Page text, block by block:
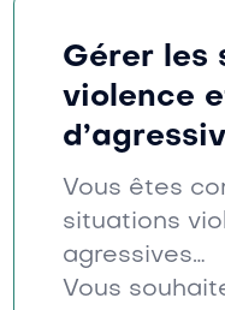
Gérer les
violence
Vous êtes
situations
agressives…
Vous